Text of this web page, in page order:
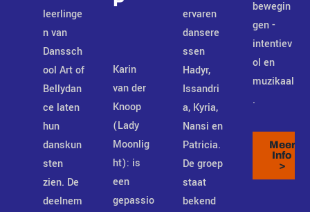
leerlinge
n van
Danssch
ool Art of
Bellydan
ce laten
hun
danskun
sten
zien. De
deelnem
Karin
van der
Knoop
(Lady
Moonlig
ht): is
een
gepassio
ervaren
dansere
ssen
Hadyr,
Issandri
a, Kyria,
Nansi en
Patricia.
De groep
staat
bekend
bewegin
gen -
intentiev
ol en
muzikaal
.
Meer
Info
>